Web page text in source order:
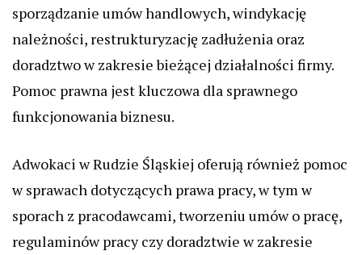
sporządzanie umów handlowych, windykację
należności, restrukturyzację zadłużenia oraz
doradztwo w zakresie bieżącej działalności firmy.
Pomoc prawna jest kluczowa dla sprawnego
funkcjonowania biznesu.
Adwokaci w Rudzie Śląskiej oferują również pomoc
w sprawach dotyczących prawa pracy, w tym w
sporach z pracodawcami, tworzeniu umów o pracę,
regulaminów pracy czy doradztwie w zakresie